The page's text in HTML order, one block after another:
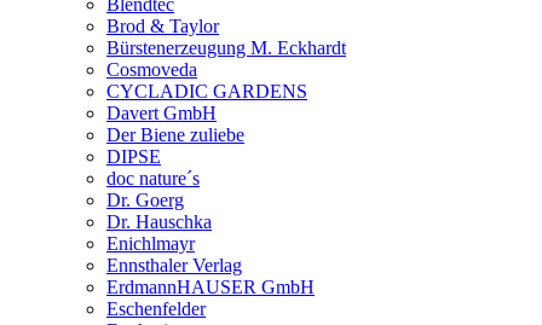
Blendtec
Brod & Taylor
Bürstenerzeugung M. Eckhardt
Cosmoveda
CYCLADIC GARDENS
Davert GmbH
Der Biene zuliebe
DIPSE
doc nature´s
Dr. Goerg
Dr. Hauschka
Enichlmayr
Ennsthaler Verlag
ErdmannHAUSER GmbH
Eschenfelder